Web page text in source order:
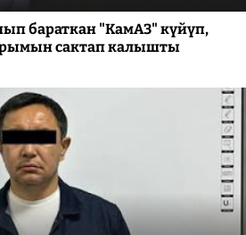
бараткан "КамАЗ" күйүп,
сактап калышты